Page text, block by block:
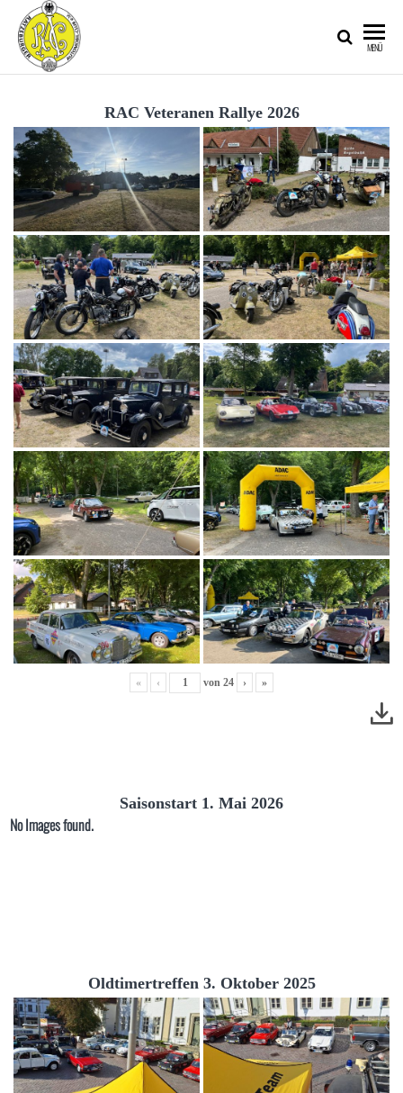
AUTOMOBIL-
CLUB IM
ADAC E.V.
MENÜ
RAC Veteranen Rallye 2026
« ‹ von 24 › »
Saisonstart 1. Mai 2026
No Images found.
Oldtimertreffen 3. Oktober 2025